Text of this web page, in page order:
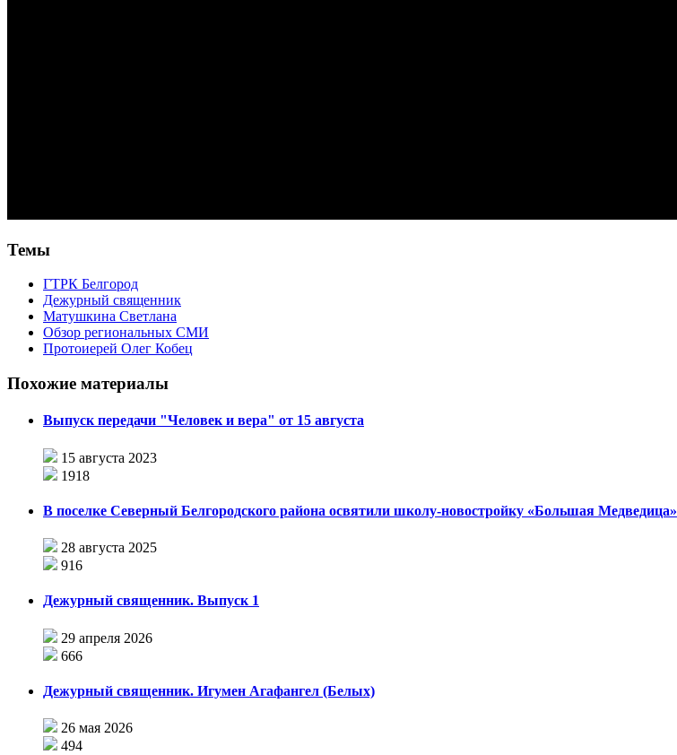
Темы
ГТРК Белгород
Дежурный священник
Матушкина Светлана
Обзор региональных СМИ
Протоиерей Олег Кобец
Похожие материалы
Выпуск передачи "Человек и вера" от 15 августа
15 августа 2023
1918
В поселке Северный Белгородского района освятили школу-новостройку «Большая Медведица»
28 августа 2025
916
Дежурный священник. Выпуск 1
29 апреля 2026
666
Дежурный священник. Игумен Агафангел (Белых)
26 мая 2026
494